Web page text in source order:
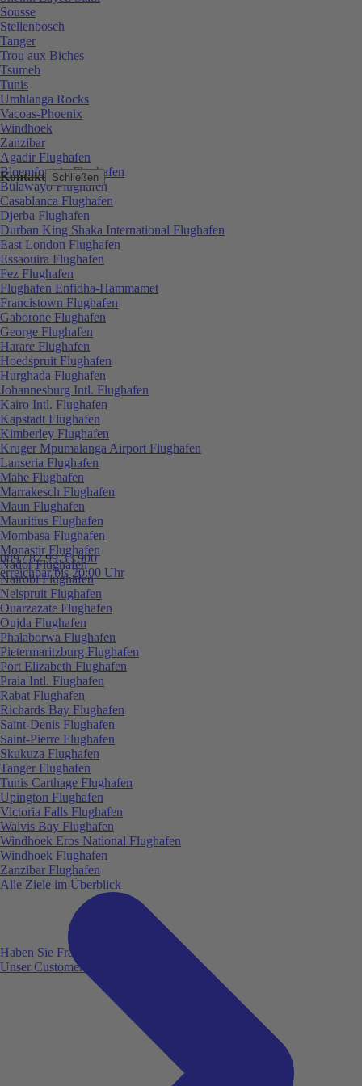
Kontakt Schließen
089 / 82 99 33 900
erreichbar bis 20:00 Uhr
Haben Sie Fragen?
Unser Customer Service ist für Sie da!
Sousse
Stellenbosch
Tanger
Trou aux Biches
Tsumeb
Tunis
Umhlanga Rocks
Vacoas-Phoenix
Windhoek
Zanzibar
Agadir Flughafen
Bloemfontein Flughafen
Bulawayo Flughafen
Casablanca Flughafen
Djerba Flughafen
Durban King Shaka International Flughafen
East London Flughafen
Essaouira Flughafen
Fez Flughafen
Flughafen Enfidha-Hammamet
Francistown Flughafen
Gaborone Flughafen
George Flughafen
Harare Flughafen
Hoedspruit Flughafen
Hurghada Flughafen
Johannesburg Intl. Flughafen
Kairo Intl. Flughafen
Kapstadt Flughafen
Kimberley Flughafen
Kruger Mpumalanga Airport Flughafen
Lanseria Flughafen
Mahe Flughafen
Marrakesch Flughafen
Maun Flughafen
Mauritius Flughafen
Mombasa Flughafen
Monastir Flughafen
Nador Flughafen
Nairobi Flughafen
Nelspruit Flughafen
Ouarzazate Flughafen
Oujda Flughafen
Phalaborwa Flughafen
Pietermaritzburg Flughafen
Port Elizabeth Flughafen
Praia Intl. Flughafen
Rabat Flughafen
Richards Bay Flughafen
Saint-Denis Flughafen
Saint-Pierre Flughafen
Skukuza Flughafen
Tanger Flughafen
Tunis Carthage Flughafen
Upington Flughafen
Victoria Falls Flughafen
Walvis Bay Flughafen
Windhoek Eros National Flughafen
Windhoek Flughafen
Zanzibar Flughafen
Alle Ziele im Überblick